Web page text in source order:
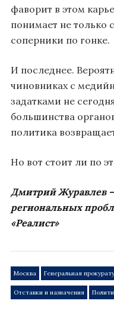
фаворит в этом
понимает не только
соперники по гонке.
И последнее.
чиновниках с
задатками не
большинства
политика
Но вот стоит ли по
Дмитрий Журавлев
региональных
«Реалист»
Москва Генеральная
Отставки и назначения